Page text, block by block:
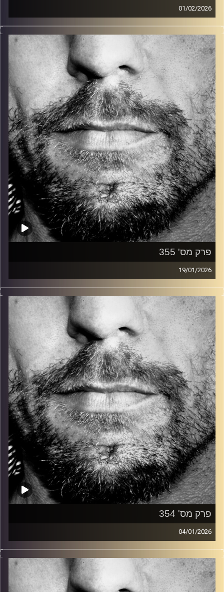
01/02/2026
זיפים, מוזיקה מחוספסת של הופעות חיות. הרבה ג'אם, רוק,
בלוז, bluegrass, ג'אז, Fאנק, פרוגרסיב ואפילו אלקטרוניקה.
כל מה שחי, אמיתי ונושם.
עם שמוליק רגב.
קרדיט תמונות: David Goehring
פרק מס' 355
19/01/2026
זיפים, מוזיקה מחוספסת של הופעות חיות. הרבה ג'אם, רוק,
בלוז, bluegrass, ג'אז, Fאנק, פרוגרסיב ואפילו אלקטרוניקה.
כל מה שחי, אמיתי ונושם.
עם שמוליק רגב.
קרדיט תמונות: David Goehring
פרק מס' 354
04/01/2026
זיפים, מוזיקה מחוספסת של הופעות חיות. הרבה ג'אם, רוק,
בלוז, bluegrass, ג'אז, Fאנק, פרוגרסיב ואפילו אלקטרוניקה.
כל מה שחי, אמיתי ונושם.
עם שמוליק רגב.